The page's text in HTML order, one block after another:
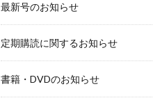
最新号のお知らせ
定期購読に関するお知らせ
書籍・DVDのお知らせ